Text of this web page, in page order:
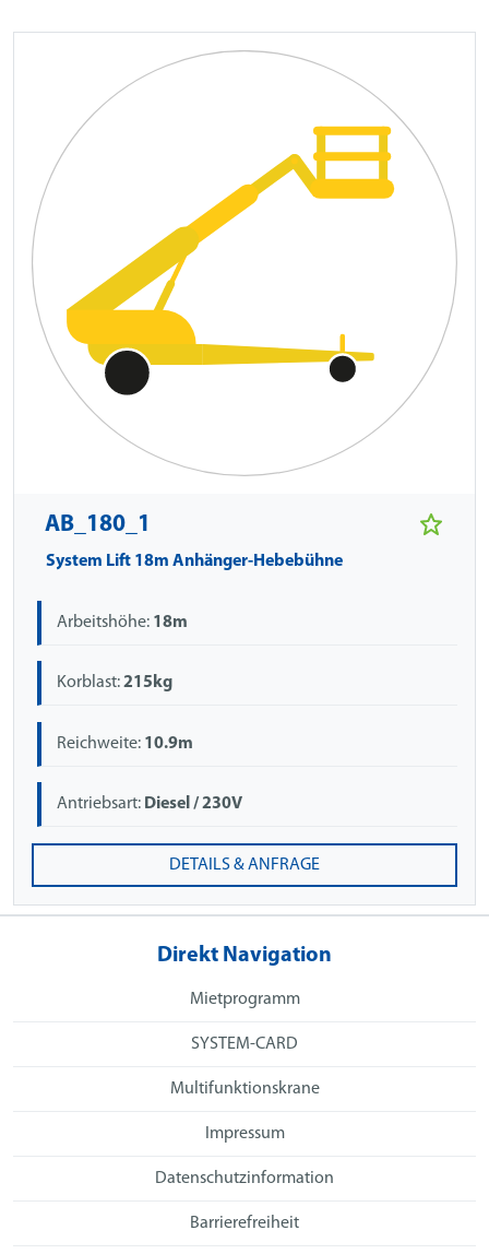
AB_180_1
System Lift 18m Anhänger-Hebebühne
Arbeitshöhe: 18m
Korblast:215kg
Reichweite: 10.9m
Antriebsart: Diesel / 230V
DETAILS & ANFRAGE
Direkt Navigation
Mietprogramm
SYSTEM-CARD
Multifunktionskrane
Impressum
Datenschutzinformation
Barrierefreiheit